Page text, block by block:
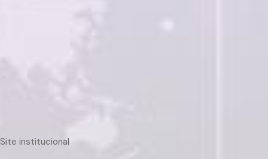
Site institucional